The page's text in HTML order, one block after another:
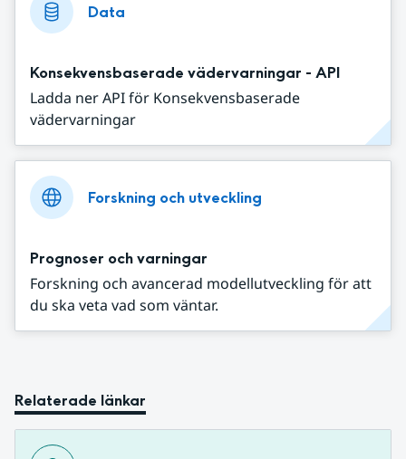
Data
Konsekvensbaserade vädervarningar - API
Ladda ner API för Konsekvensbaserade
vädervarningar
Forskning och utveckling
Prognoser och varningar
Forskning och avancerad modellutveckling för att
du ska veta vad som väntar.
Relaterade länkar